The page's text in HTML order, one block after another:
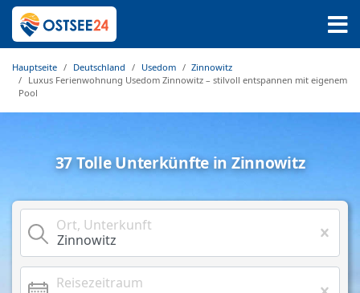
Hauptseite Deutschland Usedom
Zinnowitz
Luxus Ferienwohnung Usedom Zinnowitz – stilvoll entspannen mit eigenem
Pool
37 Tolle Unterkünfte in Zinnowitz
Ort, Unterkunft
Reisezeitraum